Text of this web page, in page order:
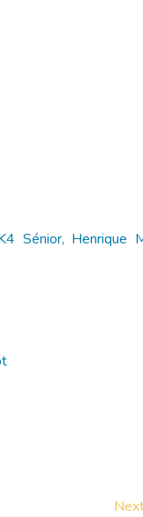
Sénior, Henrique